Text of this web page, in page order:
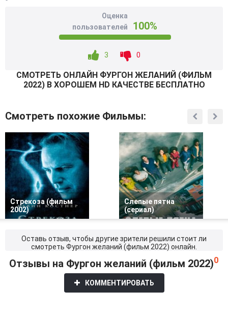
Оценка
пользователей
100%
3 0
СМОТРEТЬ ОНЛАЙН ФУРГОН ЖЕЛАНИЙ (ФИЛЬМ
2022) В ХОРОШЕМ HD КАЧЕСТВЕ БЕСПЛАТНО
Смотреть похожие Фильмы:
Стрекоза (фильм
2002)
Слепые пятна
(сериал)
Оставь отзыв, чтобы другие зрители решили стоит ли
смотреть Фургон желаний (фильм 2022) онлайн.
Отзывы на Фургон желаний (фильм 2022)0
КОММЕНТИРОВАТЬ